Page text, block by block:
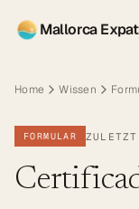
Mallorca
Home Wissen
FORMULAR